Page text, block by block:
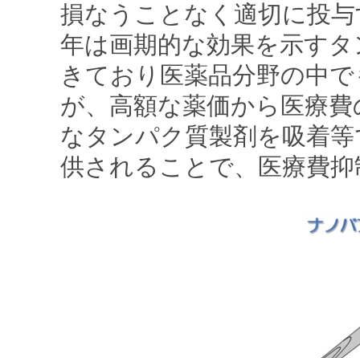
損なうことなく適切に投
年は画期的な効果を示す
きており医薬品分野の中
が、高額な薬価から医療
なタンパク質製剤を吸着
供されることで、医療費